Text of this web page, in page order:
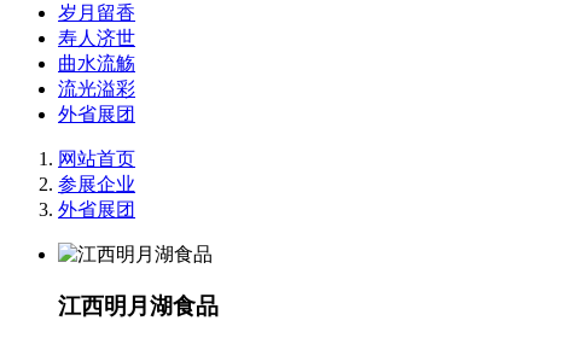
岁月留香
寿人济世
曲水流觞
流光溢彩
外省展团
网站首页
参展企业
外省展团
江西明月湖食品